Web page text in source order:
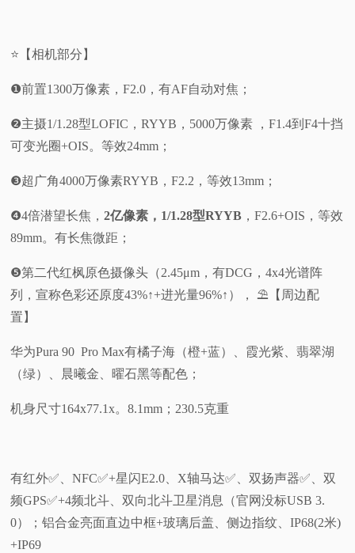
⭐【相机部分】
❶前置1300万像素，F2.0，有AF自动对焦；
❷主摄1/1.28型LOFIC，RYYB，5000万像素 ，F1.4到F4十挡
可变光圈+OIS。等效24mm；
❸超广角4000万像素RYYB，F2.2，等效13mm；
❹4倍潜望长焦，2亿像素，1/1.28型RYYB ，F2.6+OIS，等效
89mm。有长焦微距；
❺第二代红枫原色摄像头（2.45μm，有DCG，4x4光谱阵
列，宣称色彩还原度43%↑+进光量96%↑）， ⛱️【周边配
置】
华为Pura 90 Pro Max有橘子海（橙+蓝）、霞光紫、翡翠湖
（绿）、晨曦金、曜石黑等配色；
机身尺寸164x77.1x。8.1mm；230.5克重
有红外✅️、NFC✅️+星闪E2.0、X轴马达✅️、双扬声器✅️、双
频GPS✅️+4频北斗、双向北斗卫星消息（官网没标USB 3.
0）；铝合金亮面直边中框+玻璃后盖、侧边指纹、IP68(2米)
+IP69